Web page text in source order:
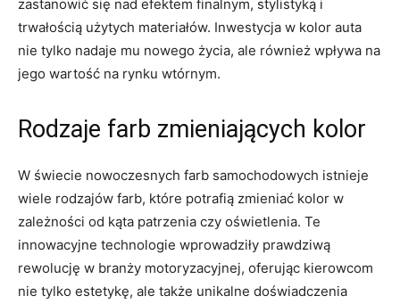
zastanowić się nad efektem finalnym, stylistyką i
trwałością użytych materiałów. Inwestycja w kolor auta
nie tylko nadaje mu nowego życia, ale również wpływa na
jego wartość na rynku wtórnym.
Rodzaje farb zmieniających kolor
W świecie nowoczesnych farb samochodowych istnieje
wiele rodzajów farb, które potrafią zmieniać kolor w
zależności od kąta patrzenia czy oświetlenia. Te
innowacyjne technologie wprowadziły prawdziwą
rewolucję w branży motoryzacyjnej, oferując kierowcom
nie tylko estetykę, ale także unikalne doświadczenia